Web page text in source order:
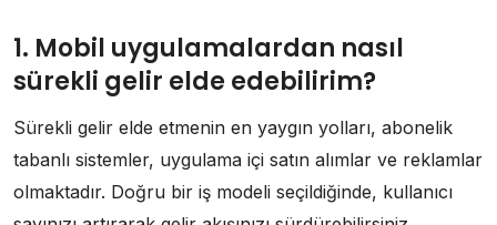
1. Mobil uygulamalardan nasıl
sürekli gelir elde edebilirim?
Sürekli gelir elde etmenin en yaygın yolları, abonelik
tabanlı sistemler, uygulama içi satın alımlar ve reklamlar
olmaktadır. Doğru bir iş modeli seçildiğinde, kullanıcı